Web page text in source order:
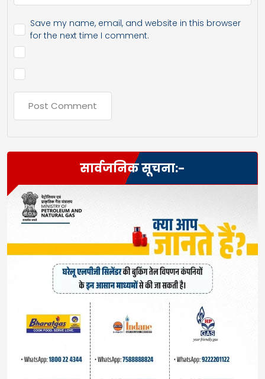
Save my name, email, and website in this browser
for the next time I comment.
सार्वजनिक सूचना:-